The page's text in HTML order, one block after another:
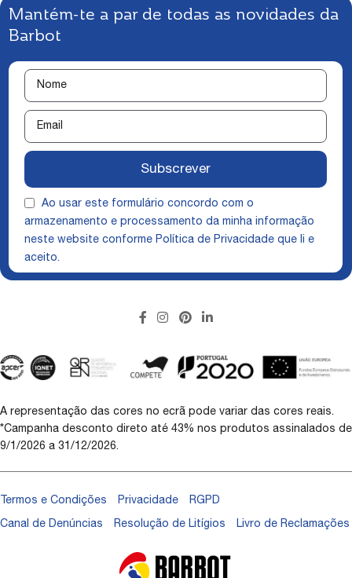
Mantém-te a par de todas as novidades da
Barbot
Ao usar este formulário concordo com o
armazenamento e processamento da minha informação
neste website conforme Política de Privacidade que li e
aceito.
Subscrever
A representação das cores no ecrã pode variar das cores reais.
*Campanha desconto direto até 43% nos produtos assinalados de
9/1/2026 a 31/12/2026.
Termos e Condições Privacidade RGPD
Canal de Denúncias Resolução de Litígios Livro de Reclamações